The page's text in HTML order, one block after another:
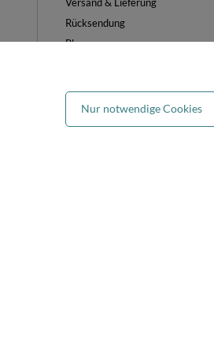
Rücksendung
Blog
Nur notwendige Cookies